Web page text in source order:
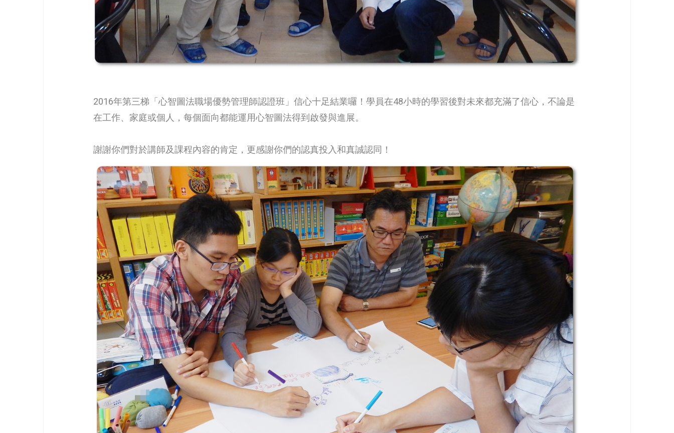
2016年第三梯「心智圖法職場優勢管理師認證班」信心十足結業囉！學員在48小時的學習後對未來都充滿了信心，不論是
在工作、家庭或個人，每個面向都能運用心智圖法得到啟發與進展。
謝謝你們對於講師及課程內容的肯定，更感謝你們的認真投入和真誠認同！